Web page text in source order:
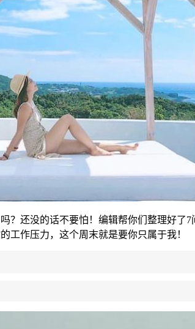
？还没的话不要怕！编辑帮你们整理好了7
工作压力，这个周末就是要你只属于我！